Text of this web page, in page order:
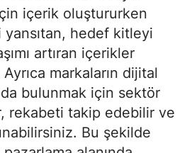
içerik oluştururken
yansıtan, hedef kitleyi
artıran içerikler
markaların dijital
bulunmak için sektör
rekabeti takip edebilir ve
Bu şekilde